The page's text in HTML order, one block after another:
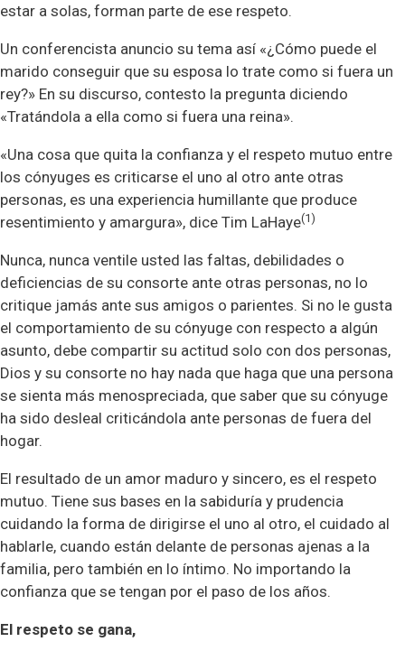
estar a solas, forman parte de ese respeto.
Un conferencista anuncio su tema así «¿Cómo puede el
marido conseguir que su esposa lo trate como si fuera un
rey?» En su discurso, contesto la pregunta diciendo
«Tratándola a ella como si fuera una reina».
«Una cosa que quita la confianza y el respeto mutuo entre
los cónyuges es criticarse el uno al otro ante otras
personas, es una experiencia humillante que produce
resentimiento y amargura», dice Tim LaHaye(1)
Nunca, nunca ventile usted las faltas, debilidades o
deficiencias de su consorte ante otras personas, no lo
critique jamás ante sus amigos o parientes. Si no le gusta
el comportamiento de su cónyuge con respecto a algún
asunto, debe compartir su actitud solo con dos personas,
Dios y su consorte no hay nada que haga que una persona
se sienta más menospreciada, que saber que su cónyuge
ha sido desleal criticándola ante personas de fuera del
hogar.
El resultado de un amor maduro y sincero, es el respeto
mutuo. Tiene sus bases en la sabiduría y prudencia
cuidando la forma de dirigirse el uno al otro, el cuidado al
hablarle, cuando están delante de personas ajenas a la
familia, pero también en lo íntimo. No importando la
confianza que se tengan por el paso de los años.
El respeto se gana,